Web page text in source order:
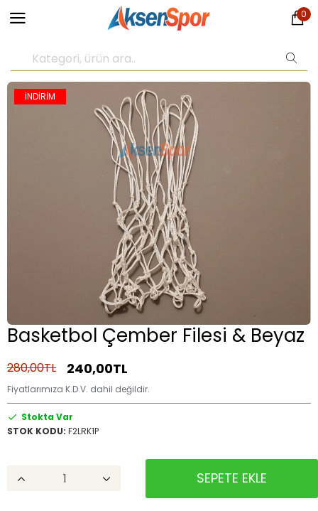
0
İNDİRİM
Basketbol Çember Filesi & Beyaz
Stokta Var
STOK KODU: F2LRK1P
240,00TL
280,00TL
Fiyatlarımıza K.D.V. dahil değildir.
SEPETE EKLE